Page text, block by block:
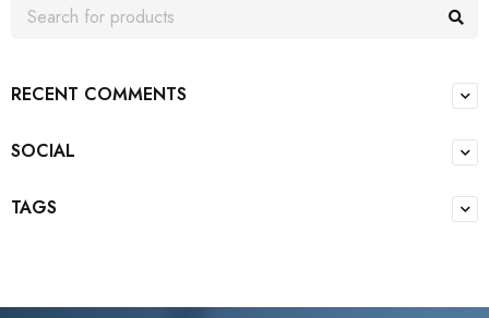
RECENT COMMENTS
SOCIAL
TAGS